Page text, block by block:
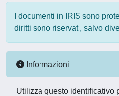
I documenti in IRIS sono
diritti sono riservati, salvo
Informazioni
Utilizza questo identificativo